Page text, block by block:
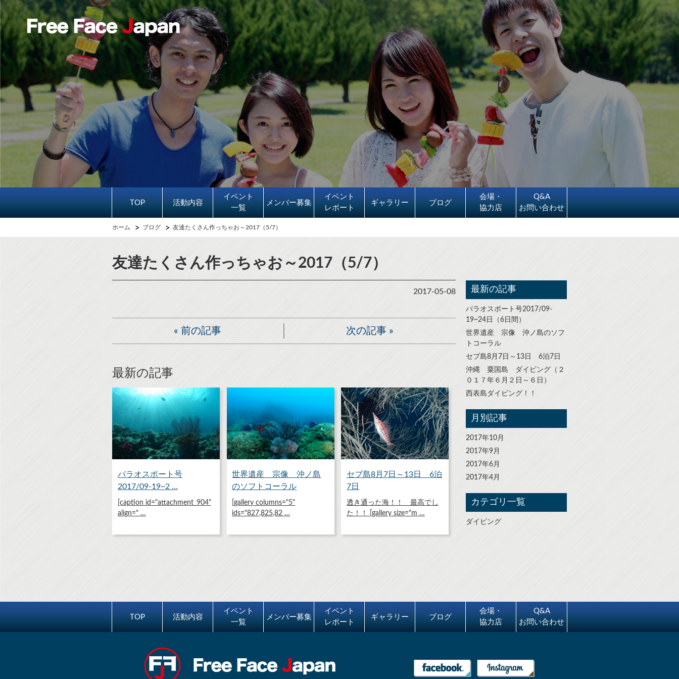
TOP 活動内容
イベント
一覧
メンバー募集
イベント
レポート
ギャラリー ブログ
会場・
協力店
Q&A
お問い合わせ
ホーム ブログ 友達たくさん作っちゃお～2017（5/7）
友達たくさん作っちゃお～2017（5/7）
2017-05-08
«前の記事 次の記事 »
最新の記事
パラオスポート号
2017/09-19~2 …
[caption id="attachment_904"
align=" …
世界遺産 宗像 沖ノ島
のソフトコーラル
[gallery columns="5"
ids="827,825,82 …
セブ島8月7日～13日 6泊
7日
透き通った海！！ 最高でし
た！！ [gallery size="m …
最新の記事
パラオスポート号2017/09-
19~24日（6日間）
世界遺産 宗像 沖ノ島のソフ
トコーラル
セブ島8月7日～13日 6泊7日
沖縄 粟国島 ダイビング（２
０１７年６月２日～６日）
西表島ダイビング！！
月別記事
2017年10月
2017年9月
2017年6月
2017年4月
カテゴリ一覧
ダイビング
TOP 活動内容
イベント
一覧
メンバー募集
イベント
レポート
ギャラリー ブログ
会場・
協力店
Q&A
お問い合わせ